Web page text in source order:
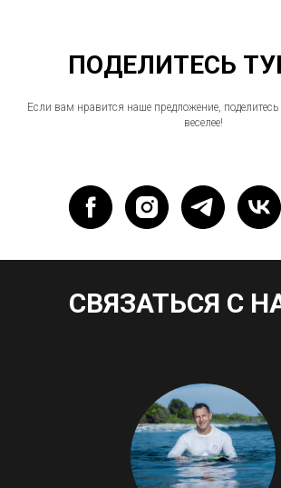
ПОДЕЛИТЕСЬ
Если вам нравится наше предложение,
веселее!
СВЯЗАТЬСЯ С